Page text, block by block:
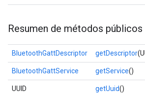
Resumen de métodos públicos
BluetoothGattDescriptor getDescriptor
BluetoothGattService getService()
UUID getUuid()